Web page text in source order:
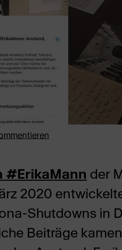
#ErikaMann der
2020
Shutdowns in
Beiträge